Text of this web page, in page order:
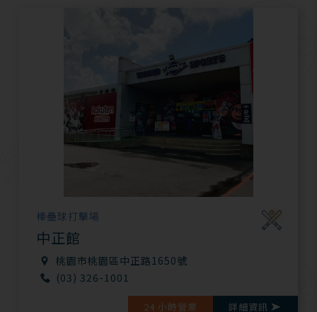
棒壘球打擊場
中正館
桃園市桃園區中正路1650號
(03) 326-1001
詳細資訊
24 小時營業